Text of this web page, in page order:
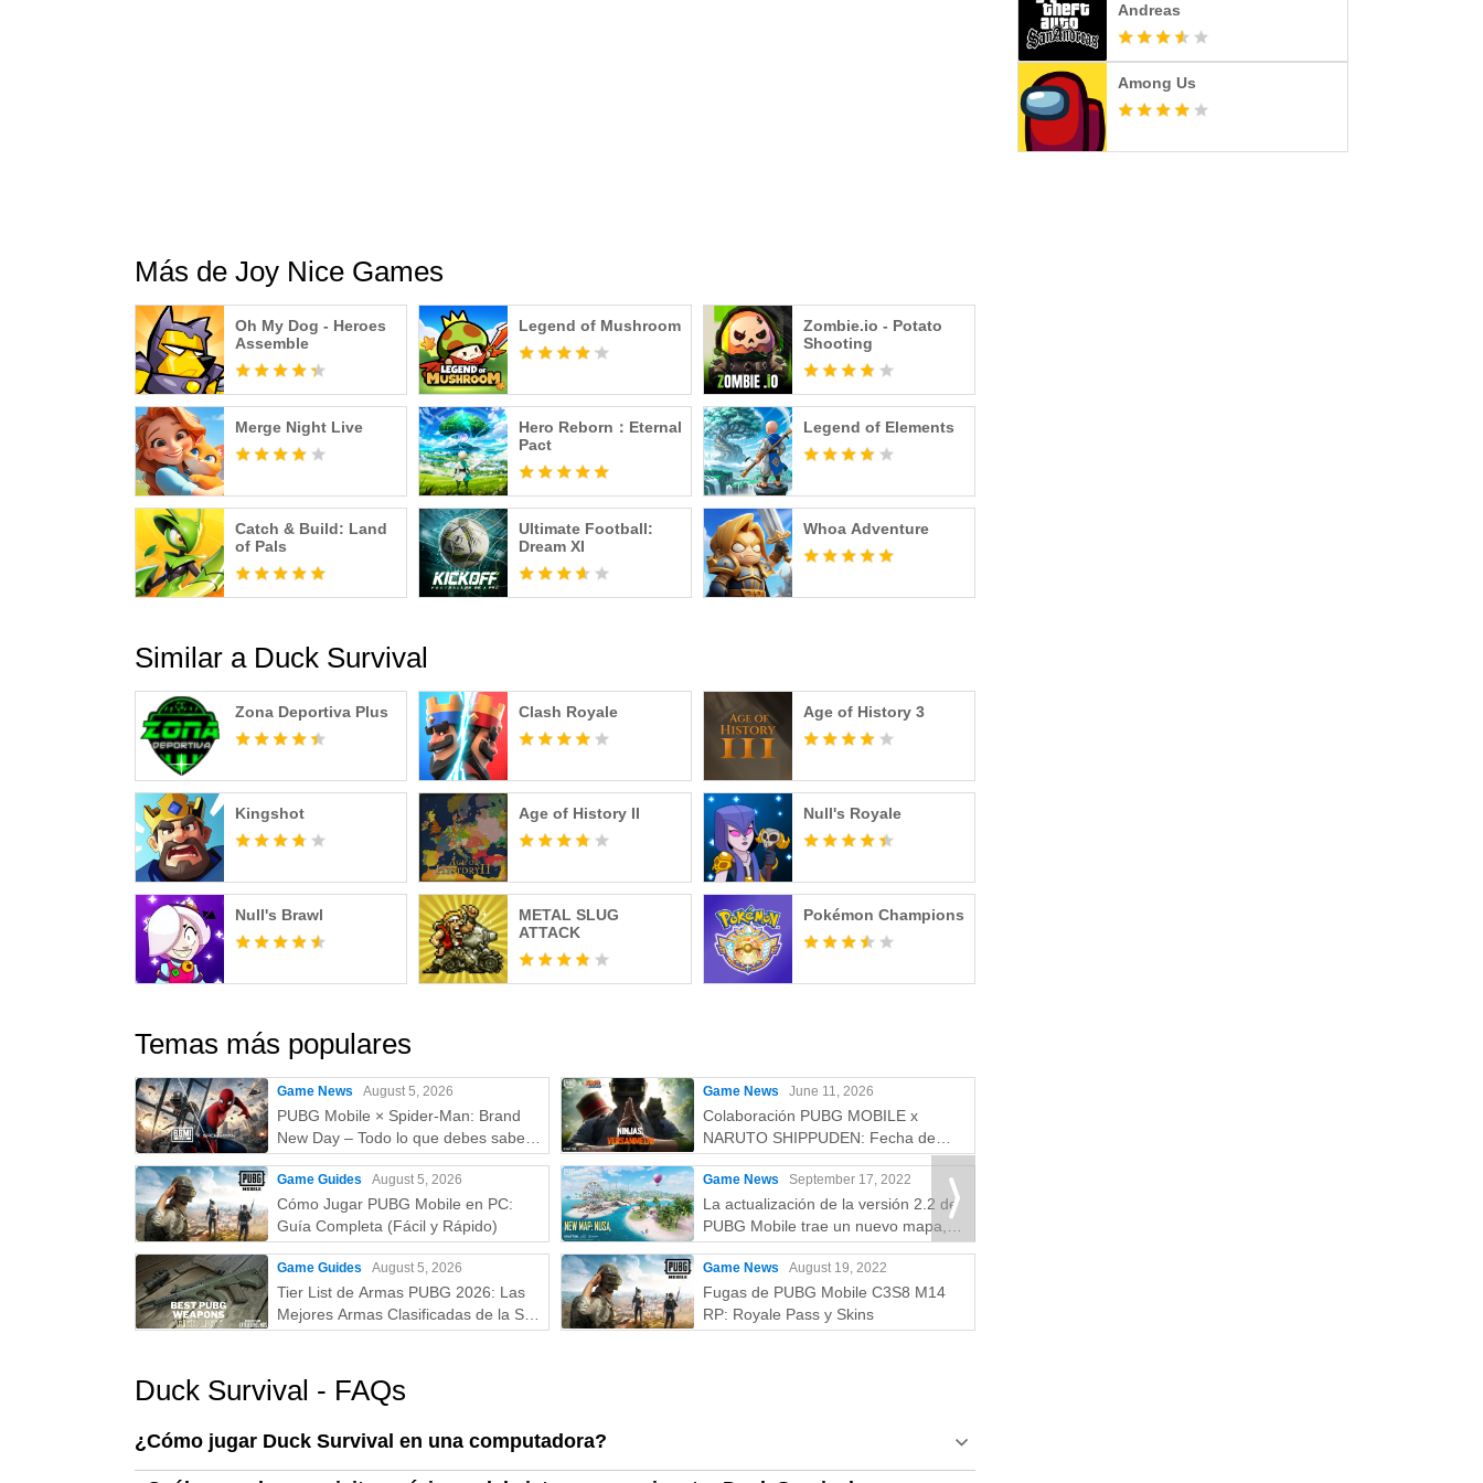
Más de Joy Nice Games
Oh My Dog - Heroes
Assemble
Legend of Mushroom
Zombie.io - Potato
Shooting
Merge Night Live
Hero Reborn：Eternal
Pact
Legend of Elements
Catch & Build: Land
of Pals
Ultimate Football:
Dream XI
Whoa Adventure
Similar a Duck Survival
Zona Deportiva Plus Clash Royale Age of History 3
Kingshot Age of History II Null's Royale
Null's Brawl
METAL SLUG
ATTACK
Pokémon Champions
Temas más populares
Game News August 5, 2026
PUBG Mobile × Spider-Man: Brand
New Day – Todo lo que debes saber:
skins, fecha, recompensas y más
Game Guides August 5, 2026
Cómo Jugar PUBG Mobile en PC:
Guía Completa (Fácil y Rápido)
Game Guides August 5, 2026
Tier List de Armas PUBG 2026: Las
Mejores Armas Clasificadas de la S a
la D (Guía Actualizada)
Game News June 11, 2026
Colaboración PUBG MOBILE x
NARUTO SHIPPUDEN: Fecha de
lanzamiento y recompensas gratuitas
Game News September 17, 2022
La actualización de la versión 2.2 de
PUBG Mobile trae un nuevo mapa,
modos y más
Game News August 19, 2022
Fugas de PUBG Mobile C3S8 M14
RP: Royale Pass y Skins
Duck Survival - FAQs
¿Cómo jugar Duck Survival en una computadora?
Andreas
Among Us